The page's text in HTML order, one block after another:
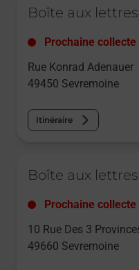
Boîte aux
Prochaine
Rue Konrad Adenauer
49450 Sevremoine
Itinéraire
Boîte aux
Prochaine
10 Rue Des 3
49660 Sevremoine